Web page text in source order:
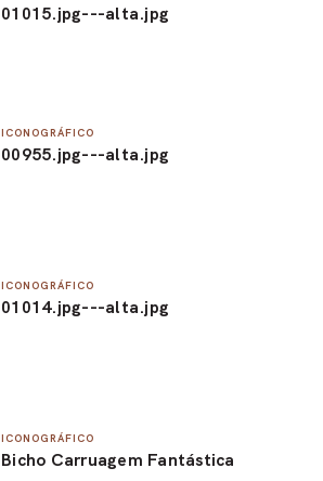
01015.jpg---alta.jpg
ICONOGRÁFICO
00955.jpg---alta.jpg
ICONOGRÁFICO
01014.jpg---alta.jpg
ICONOGRÁFICO
Bicho Carruagem Fantástica